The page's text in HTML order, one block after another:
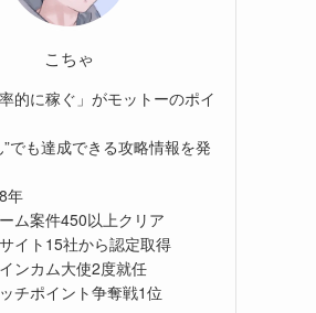
こちゃ
的に稼ぐ」がモットーのポイ
でも達成できる攻略情報を発
年
ム案件450以上クリア
イト15社から認定取得
ンカム大使2度就任
チポイント争奪戦1位